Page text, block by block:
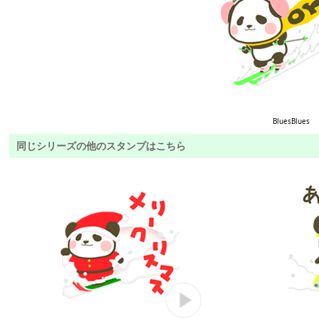
BluesBlues
同じシリーズの他のスタンプはこちら